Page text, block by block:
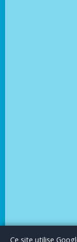
Le Blog
Ce site utilise